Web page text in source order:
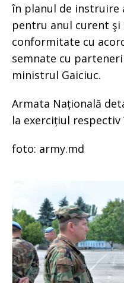
în planul de instruire
pentru anul curent şi
conformitate cu
semnate cu
ministrul Gaiciuc.
Armata Națională
la exercițiul respectiv
foto: army.md